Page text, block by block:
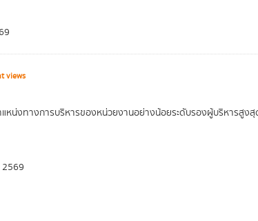
views
น่งทางการบริหารของหน่วยงานอย่างน้อยระดับรองผู้บริหารสูง